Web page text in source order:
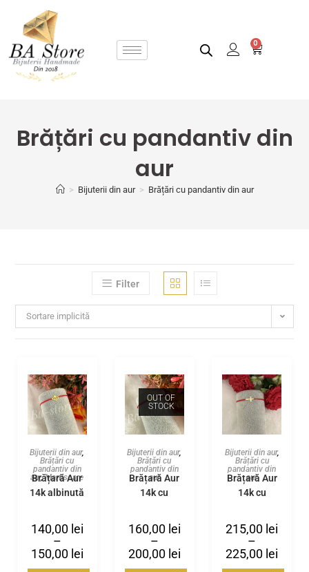
0
Brățări cu pandantiv din
aur
> Bijuterii din aur > Brățări cu pandantiv din aur
Filter
Sortare implicită
Bijuterii din aur,
Brățări cu
pandantiv din
aur,Martisoare
Brățară Aur
14k albinuță
140,00 lei
–
150,00 lei
OUT OF
STOCK
Bijuterii din aur,
Brățări cu
pandantiv din
aur
Brățară Aur
14k cu
160,00 lei
–
200,00 lei
Bijuterii din aur,
Brățări cu
pandantiv din
aur
Brățară Aur
14k cu
215,00 lei
–
225,00 lei